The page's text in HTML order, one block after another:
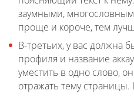
заумными,
проще и короче, тем
В-третьих, у вас должна
профиля и название
уместить в одно слово,
отражать тему